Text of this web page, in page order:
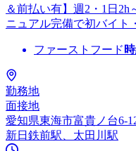
＆前払い有】週2・1日
ニュアル完備で初バイト
ファーストフード
勤務地
面接地
愛知県東海市富貴ノ台6-
新日鉄前駅、太田川駅